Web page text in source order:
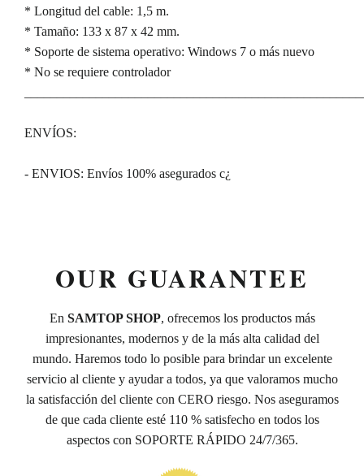
* Longitud del cable: 1,5 m.
* Tamaño: 133 x 87 x 42 mm.
* Soporte de sistema operativo: Windows 7 o más nuevo
* No se requiere controlador
ENVÍOS:
- ENVIOS: Envíos 100% asegurados c¿
OUR GUARANTEE
En SAMTOP SHOP, ofrecemos los productos más
impresionantes, modernos y de la más alta calidad del
mundo. Haremos todo lo posible para brindar un excelente
servicio al cliente y ayudar a todos, ya que valoramos mucho
la satisfacción del cliente con CERO riesgo. Nos aseguramos
de que cada cliente esté 110 % satisfecho en todos los
aspectos con SOPORTE RÁPIDO 24/7/365.